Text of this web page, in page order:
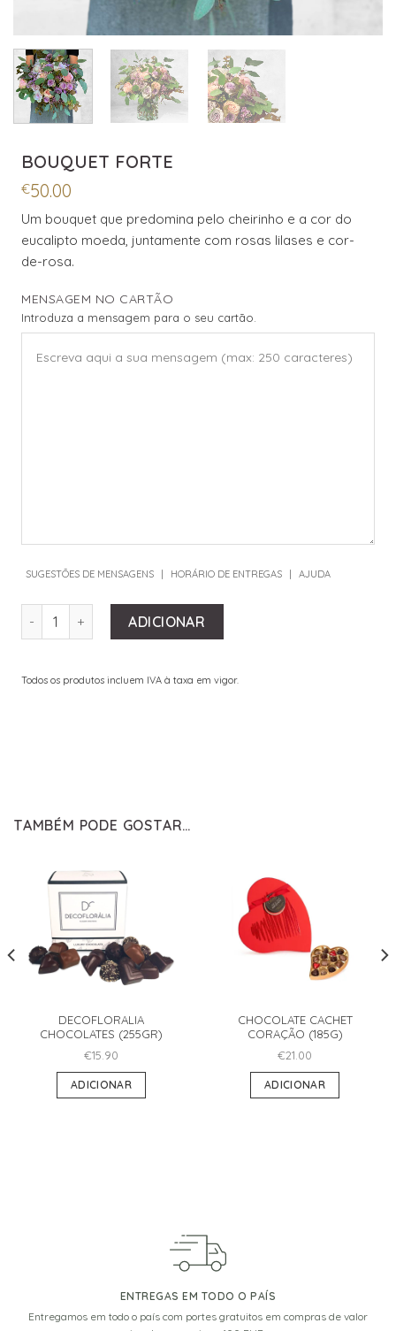
BOUQUET FORTE
€50.00
Um bouquet que predomina pelo cheirinho e a cor do
eucalipto moeda, juntamente com rosas lilases e cor-
de-rosa.
MENSAGEM NO CARTÃO
Introduza a mensagem para o seu cartão.
SUGESTÕES DE MENSAGENS | HORÁRIO DE ENTREGAS | AJUDA
QUANTIDADE DE BOUQUET FORTE
ADICIONAR
Todos os produtos incluem IVA à taxa em vigor.
TAMBÉM PODE GOSTAR…
DECOFLORALIA
CHOCOLATES (255GR)
€15.90
ADICIONAR
CHOCOLATE CACHET
CORAÇÃO (185G)
€21.00
ADICIONAR
ENTREGAS EM TODO O PAÍS
Entregamos em todo o país com portes gratuitos em compras de valor